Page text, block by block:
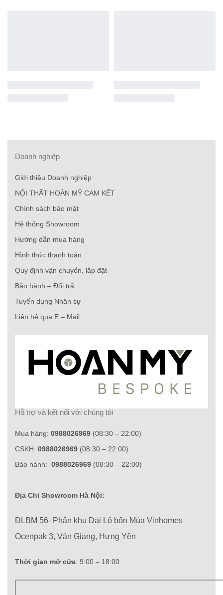
Doanh nghiệp
Giới thiệu Doanh nghiệp
NỘI THẤT HOÀN MỸ CAM KẾT
Chính sách bảo mật
Hệ thống Showroom
Hướng dẫn mua hàng
Hình thức thanh toán
Quy định vận chuyển, lắp đặt
Bảo hành – Đổi trả
Tuyển dụng Nhân sự
Liên hệ qua E – Mail
Hỗ trợ và kết nối với chúng tôi
Mua hàng: 0988026969 (08:30 – 22:00)
CSKH: 0988026969 (08:30 – 22:00)
Bảo hành: 0988026969 (08:30 – 22:00)
Địa Chỉ Showroom Hà Nội:
ĐLBM 56- Phân khu Đại Lộ bốn Mùa Vinhomes
Ocenpak 3, Văn Giang, Hưng Yên
Thời gian mở cửa: 9:00 – 18:00